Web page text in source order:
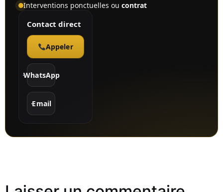
Interventions ponctuelles ou contrat
Contact direct
Appeler
WhatsApp
Email